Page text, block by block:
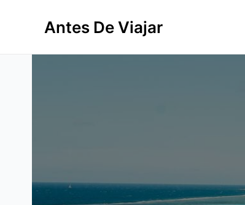
Antes De Viajar